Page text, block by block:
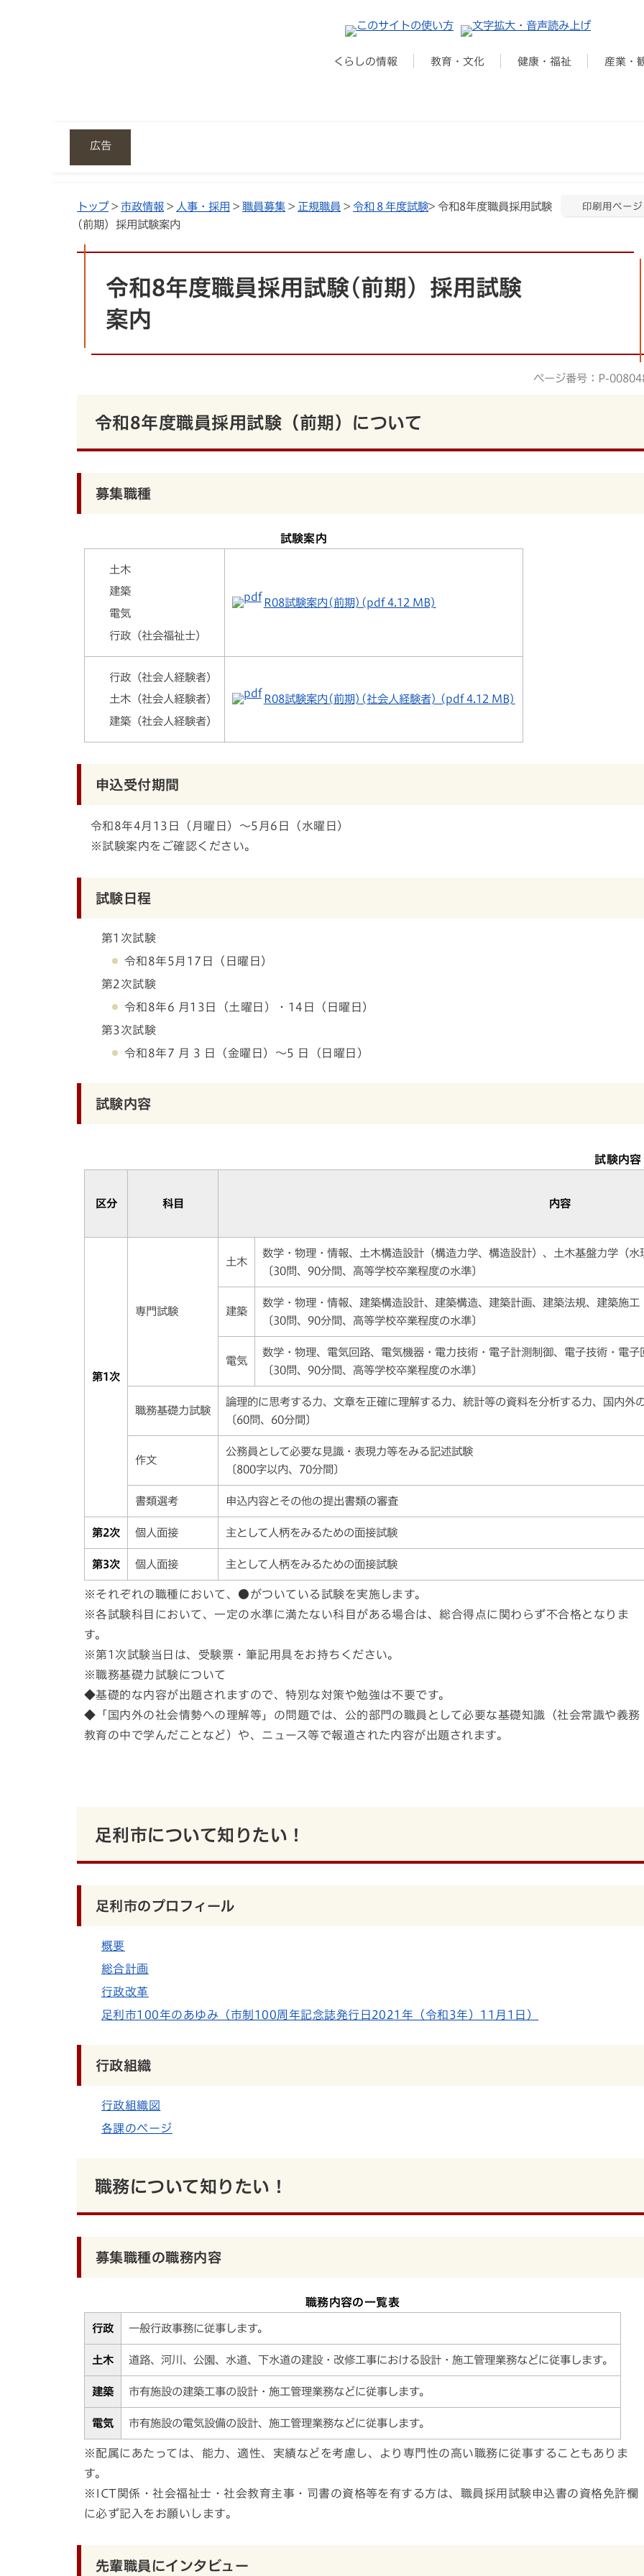
くらしの情報 教育・文化 健康・福祉 産業・
広告
印刷用ページ
トップ> 市政情報 > 人事・採用 > 職員募集 > 正規職員 > 令和８年度試験> 令和8年度職員採用試験
(前期) 採用試験案内
令和8年度職員採用試験(前期) 採用試験
案内
ページ番号：P-
令和8年度職員採用試験（前期）について
募集職種
試験案内
土木
建築
電気
行政（社会福祉士）
R08試験案内(前期)(pdf 4.12 MB)
行政（社会人経験者）
土木（社会人経験者）
建築（社会人経験者）
R08試験案内(前期)(社会人経験者) (pdf 4.12 MB)
申込受付期間
令和8年4月13日（月曜日）～5月6日（水曜日）
※試験案内をご確認ください。
試験日程
第1次試験
令和8年5月17日（日曜日）
第2次試験
令和8年6 月13日（土曜日）・14日（日曜日）
第3次試験
令和8年7 月 3 日（金曜日）～5 日（日曜日）
試験内容
試験内容
区分 科目 内容
第1次
専門試験
土木
数学・物理・情報、土木構造設計（構造力学、構造設計）、土木基盤力学（
〔30問、90分間、高等学校卒業程度の水準〕
建築
数学・物理・情報、建築構造設計、建築構造、建築計画、建築法規、建築施工
〔30問、90分間、高等学校卒業程度の水準〕
電気
数学・物理、電気回路、電気機器・電力技術・電子計測制御、電子技術・電子
〔30問、90分間、高等学校卒業程度の水準〕
職務基礎力試験
論理的に思考する力、文章を正確に理解する力、統計等の資料を分析する力、国内外
〔60問、60分間〕
作文
公務員として必要な見識・表現力等をみる記述試験
〔800字以内、70分間〕
書類選考 申込内容とその他の提出書類の審査
第2次 個人面接 主として人柄をみるための面接試験
第3次 個人面接 主として人柄をみるための面接試験
※それぞれの職種において、●がついている試験を実施します。
※各試験科目において、一定の水準に満たない科目がある場合は、総合得点に関わらず不合格となりま
す。
※第1次試験当日は、受験票・筆記用具をお持ちください。
※職務基礎力試験について
◆基礎的な内容が出題されますので、特別な対策や勉強は不要です。
◆「国内外の社会情勢への理解等」の問題では、公的部門の職員として必要な基礎知識（社会常識や義務
教育の中で学んだことなど）や、ニュース等で報道された内容が出題されます。
足利市について知りたい！
足利市のプロフィール
概要
総合計画
行政改革
足利市100年のあゆみ（市制100周年記念誌発行日2021年（令和3年）11月1日）
行政組織
行政組織図
各課のページ
職務について知りたい！
募集職種の職務内容
職務内容の一覧表
行政 一般行政事務に従事します。
土木 道路、河川、公園、水道、下水道の建設・改修工事における設計・施工管理業務などに従事します。
建築 市有施設の建築工事の設計・施工管理業務などに従事します。
電気 市有施設の電気設備の設計、施工管理業務などに従事します。
※配属にあたっては、能力、適性、実績などを考慮し、より専門性の高い職務に従事することもありま
す。
※ICT関係・社会福祉士・社会教育主事・司書の資格等を有する方は、職員採用試験申込書の資格免許欄
に必ず記入をお願いします。
先輩職員にインタビュー